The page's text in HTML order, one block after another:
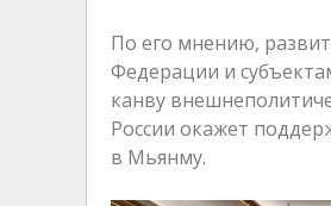
По его мнению,
Федерации и
канву
России окажет
в Мьянму.